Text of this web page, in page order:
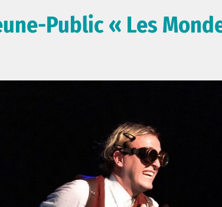
Public « Les